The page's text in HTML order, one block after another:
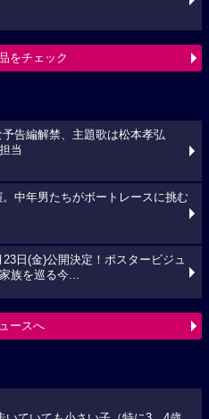
をチェック
予告編解禁、主題歌は松本孝弘
当
中年男たちがボートレースに挑む
23日(金)公開決定！ポスタービジュ
族を巡る今...
ースへ